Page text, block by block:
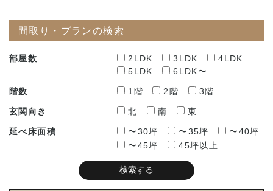
間取り・プランの検索
部屋数 2LDK 3LDK
4LDK
5LDK
6LDK〜
階数 1階 2階 3階
玄関向き 北 南 東
延べ床面積 〜30坪 〜35坪
〜40坪
〜45坪
45坪以上